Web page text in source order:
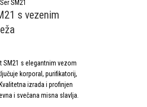
s vezenim
SM21 s elegantnim vezom
korporal, purifikatorij,
izrada i profinjen
i svečana misna slavlja.